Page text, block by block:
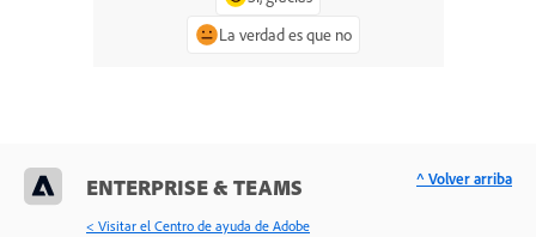
La verdad es que no
ENTERPRISE & TEAMS
< Visitar el Centro de ayuda de Adobe
^ Volver arriba